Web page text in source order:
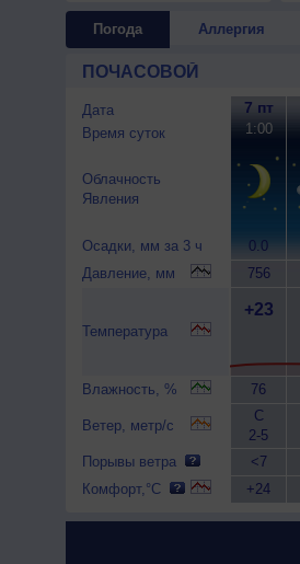
Погода Аллергия
ПОЧАСОВОЙ
Дата
Время суток
Облачность
Явления
Осадки, мм за 3 ч
Давление, мм
Температура
Влажность, %
Ветер, метр/с
Порывы ветра
Комфорт,°C
7 пт
1:00
0.0
756
+23
76
С
2-5
<7
+24